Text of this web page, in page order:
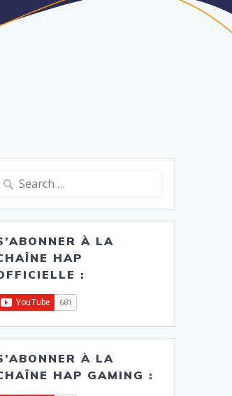
Search
À LA
HAP
:
À LA
HAP GAMING :